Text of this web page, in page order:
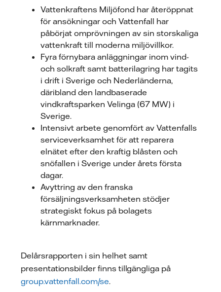
Vattenkraftens Miljöfond har återöppnat
för ansökningar och Vattenfall har
påbörjat omprövningen av sin storskaliga
vattenkraft till moderna miljövillkor.
Fyra förnybara anläggningar inom vind-
och solkraft samt batterilagring har tagits
i drift i Sverige och Nederländerna,
däribland den landbaserade
vindkraftsparken Velinga (67 MW) i
Sverige.
Intensivt arbete genomfört av Vattenfalls
serviceverksamhet för att reparera
elnätet efter den kraftig blåsten och
snöfallen i Sverige under årets första
dagar.
Avyttring av den franska
försäljningsverksamheten stödjer
strategiskt fokus på bolagets
kärnmarknader.
Delårsrapporten i sin helhet samt
presentationsbilder finns tillgängliga på
group.vattenfall.com/se.